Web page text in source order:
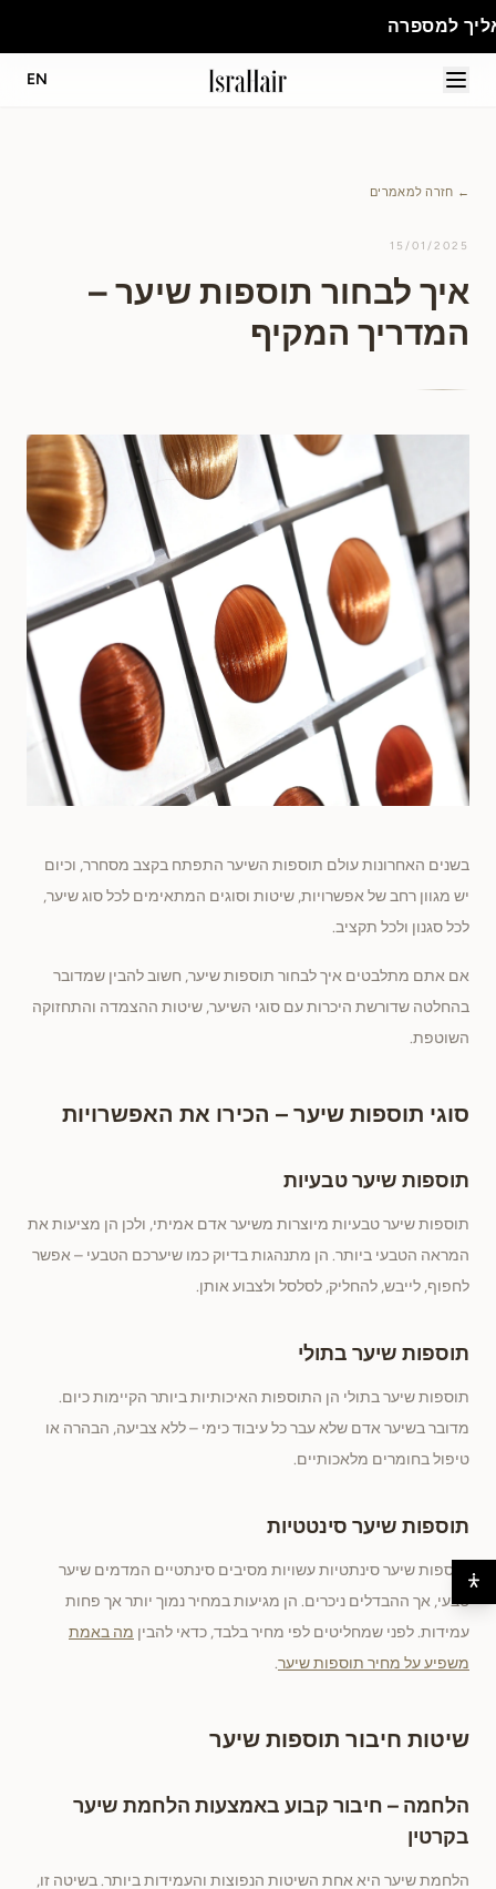
EN
← חזרה למאמרים
15/01/2025
איך לבחור תוספות שיער –
המדריך המקיף
בשנים האחרונות עולם תוספות השיער התפתח בקצב מסחרר, וכיום
יש מגוון רחב של אפשרויות, שיטות וסוגים המתאימים לכל סוג שיער,
לכל סגנון ולכל תקציב.
אם אתם מתלבטים איך לבחור תוספות שיער, חשוב להבין שמדובר
בהחלטה שדורשת היכרות עם סוגי השיער, שיטות ההצמדה והתחזוקה
השוטפת.
סוגי תוספות שיער – הכירו את האפשרויות
תוספות שיער טבעיות
תוספות שיער טבעיות מיוצרות משיער אדם אמיתי, ולכן הן מציעות את
המראה הטבעי ביותר. הן מתנהגות בדיוק כמו שיערכם הטבעי – אפשר
לחפוף, לייבש, להחליק, לסלסל ולצבוע אותן.
תוספות שיער בתולי
תוספות שיער בתולי הן התוספות האיכותיות ביותר הקיימות כיום.
מדובר בשיער אדם שלא עבר כל עיבוד כימי – ללא צביעה, הבהרה או
טיפול בחומרים מלאכותיים.
תוספות שיער סינטטיות
תוספות שיער סינתטיות עשויות מסיבים סינתטיים המדמים שיער
טבעי, אך ההבדלים ניכרים. הן מגיעות במחיר נמוך יותר אך פחות
עמידות. לפני שמחליטים לפי מחיר בלבד, כדאי להבין מה באמת
משפיע על מחיר תוספות שיער.
שיטות חיבור תוספות שיער
הלחמה – חיבור קבוע באמצעות הלחמת שיער
בקרטין
הלחמת שיער היא אחת השיטות הנפוצות והעמידות ביותר. בשיטה זו,